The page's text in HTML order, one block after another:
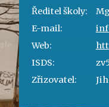
Ředitel školy:
E-mail:
Web:
ISDS:
Zřizovatel: